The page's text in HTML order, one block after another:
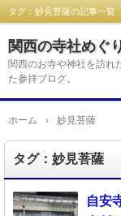
タグ：妙見菩薩の記事一覧
関西の寺社めぐ
関西のお寺や神社を訪れ
た参拝ブログ。
ホーム › 妙見菩薩
タグ：妙見菩薩
自安